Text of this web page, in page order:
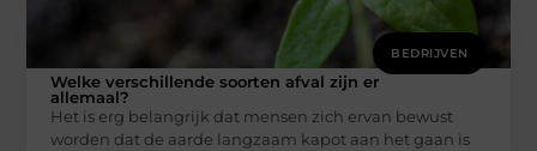
BEDRIJVEN
Welke verschillende soorten afval zijn er
allemaal?
Het is erg belangrijk dat mensen zich ervan bewust
worden dat de aarde langzaam kapot aan het gaan is